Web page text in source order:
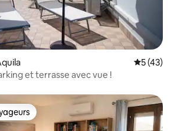
5 (43)
et terrasse avec vue !